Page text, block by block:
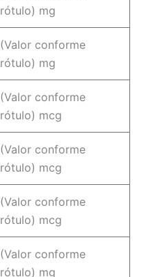
rótulo) mg
(Valor conforme
rótulo) mg
(Valor conforme
rótulo) mcg
(Valor conforme
rótulo) mcg
(Valor conforme
rótulo) mcg
(Valor conforme
rótulo) mg